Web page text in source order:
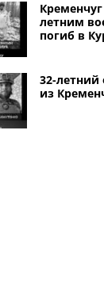
летним
погиб в
32-летний
из